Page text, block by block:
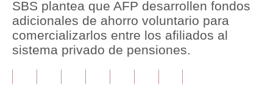
Finanzas Personales
Inmobiliarias
Plus G
SBS plantea que AFP desarrollen fondos
adicionales de ahorro voluntario para
comercializarlos entre los afiliados al
sistema privado de pensiones.